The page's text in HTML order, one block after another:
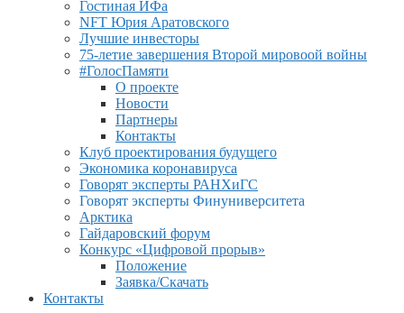
Гостиная ИФа
NFT Юрия Аратовского
Лучшие инвесторы
75-летие завершения Второй мировоой войны
#ГолосПамяти
О проекте
Новости
Партнеры
Контакты
Клуб проектирования будущего
Экономика коронавируса
Говорят эксперты РАНХиГС
Говорят эксперты Финуниверситета
Арктика
Гайдаровский форум
Конкурс «Цифровой прорыв»
Положение
Заявка/Скачать
Контакты